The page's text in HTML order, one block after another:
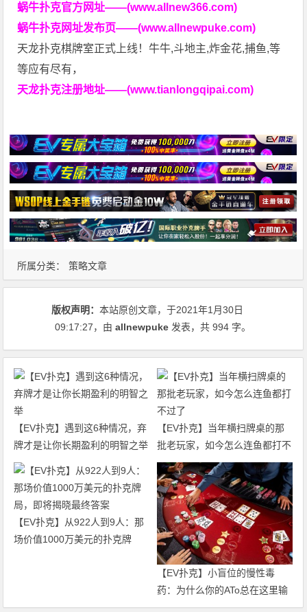
蜗牛扑克官方网址——(www.allnew366.com)
蜗牛扑克网址发布页——(www.allnewpuke.com)
天龙扑克棋牌室正式上线！牛牛,斗地主,炸金花,捕鱼,等
等应有尽有，
天龙扑克注册地址——(www.tianlongqipai.com)
所属分类： 策略文章
版权声明：本站原创文章，于2021年1月30日
09:17:27，由allnewpuke 发表，共 994 字。
【EV扑克】遇到这6种情况，弃
牌才是让你长期盈利的明智之举
【EV扑克】当年横扫牌桌的那
批老玩家，如今怎么连鱼都打不
过了
【EV扑克】从922人到9人：那
场价值1000万美元的扑克牌
【EV扑克】小盲位的慢性毒
药：为什么你的ATo总在这里输
钱？